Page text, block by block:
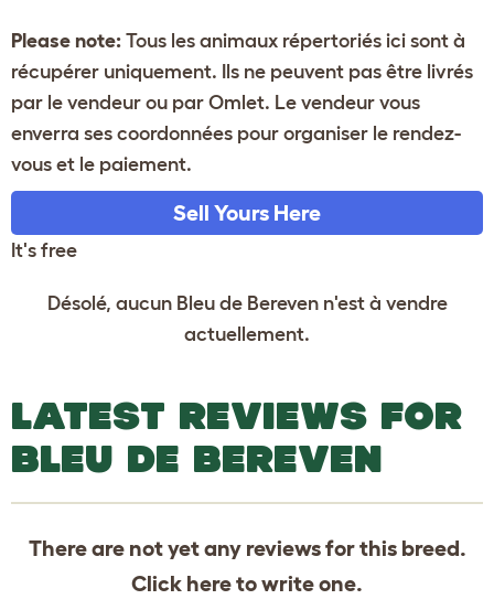
Please note: Tous les animaux répertoriés ici sont à
récupérer uniquement. Ils ne peuvent pas être livrés
par le vendeur ou par Omlet. Le vendeur vous
enverra ses coordonnées pour organiser le rendez-
vous et le paiement.
Sell Yours Here
It's free
Désolé, aucun Bleu de Bereven n'est à vendre
actuellement.
LATEST REVIEWS FOR
BLEU DE BEREVEN
There are not yet any reviews for this breed.
Click hereto write one.